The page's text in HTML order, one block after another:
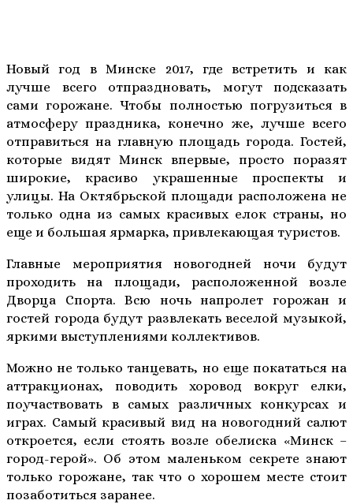
Новый год в Минске 2017, где встретить и как
лучше всего отпраздновать, могут подсказать
сами горожане. Чтобы полностью погрузиться в
атмосферу праздника, конечно же, лучше всего
отправиться на главную площадь города. Гостей,
которые видят Минск впервые, просто поразят
широкие, красиво украшенные проспекты и
улицы. На Октябрьской площади расположена не
только одна из самых красивых елок страны, но
еще и большая ярмарка, привлекающая туристов.
Главные мероприятия новогодней ночи будут
проходить на площади, расположенной возле
Дворца Спорта. Всю ночь напролет горожан и
гостей города будут развлекать веселой музыкой,
яркими выступлениями коллективов.
Можно не только танцевать, но еще покататься на
аттракционах, поводить хоровод вокруг елки,
поучаствовать в самых различных конкурсах и
играх. Самый красивый вид на новогодний салют
откроется, если стоять возле обелиска «Минск –
город-герой». Об этом маленьком секрете знают
только горожане, так что о хорошем месте стоит
позаботиться заранее.